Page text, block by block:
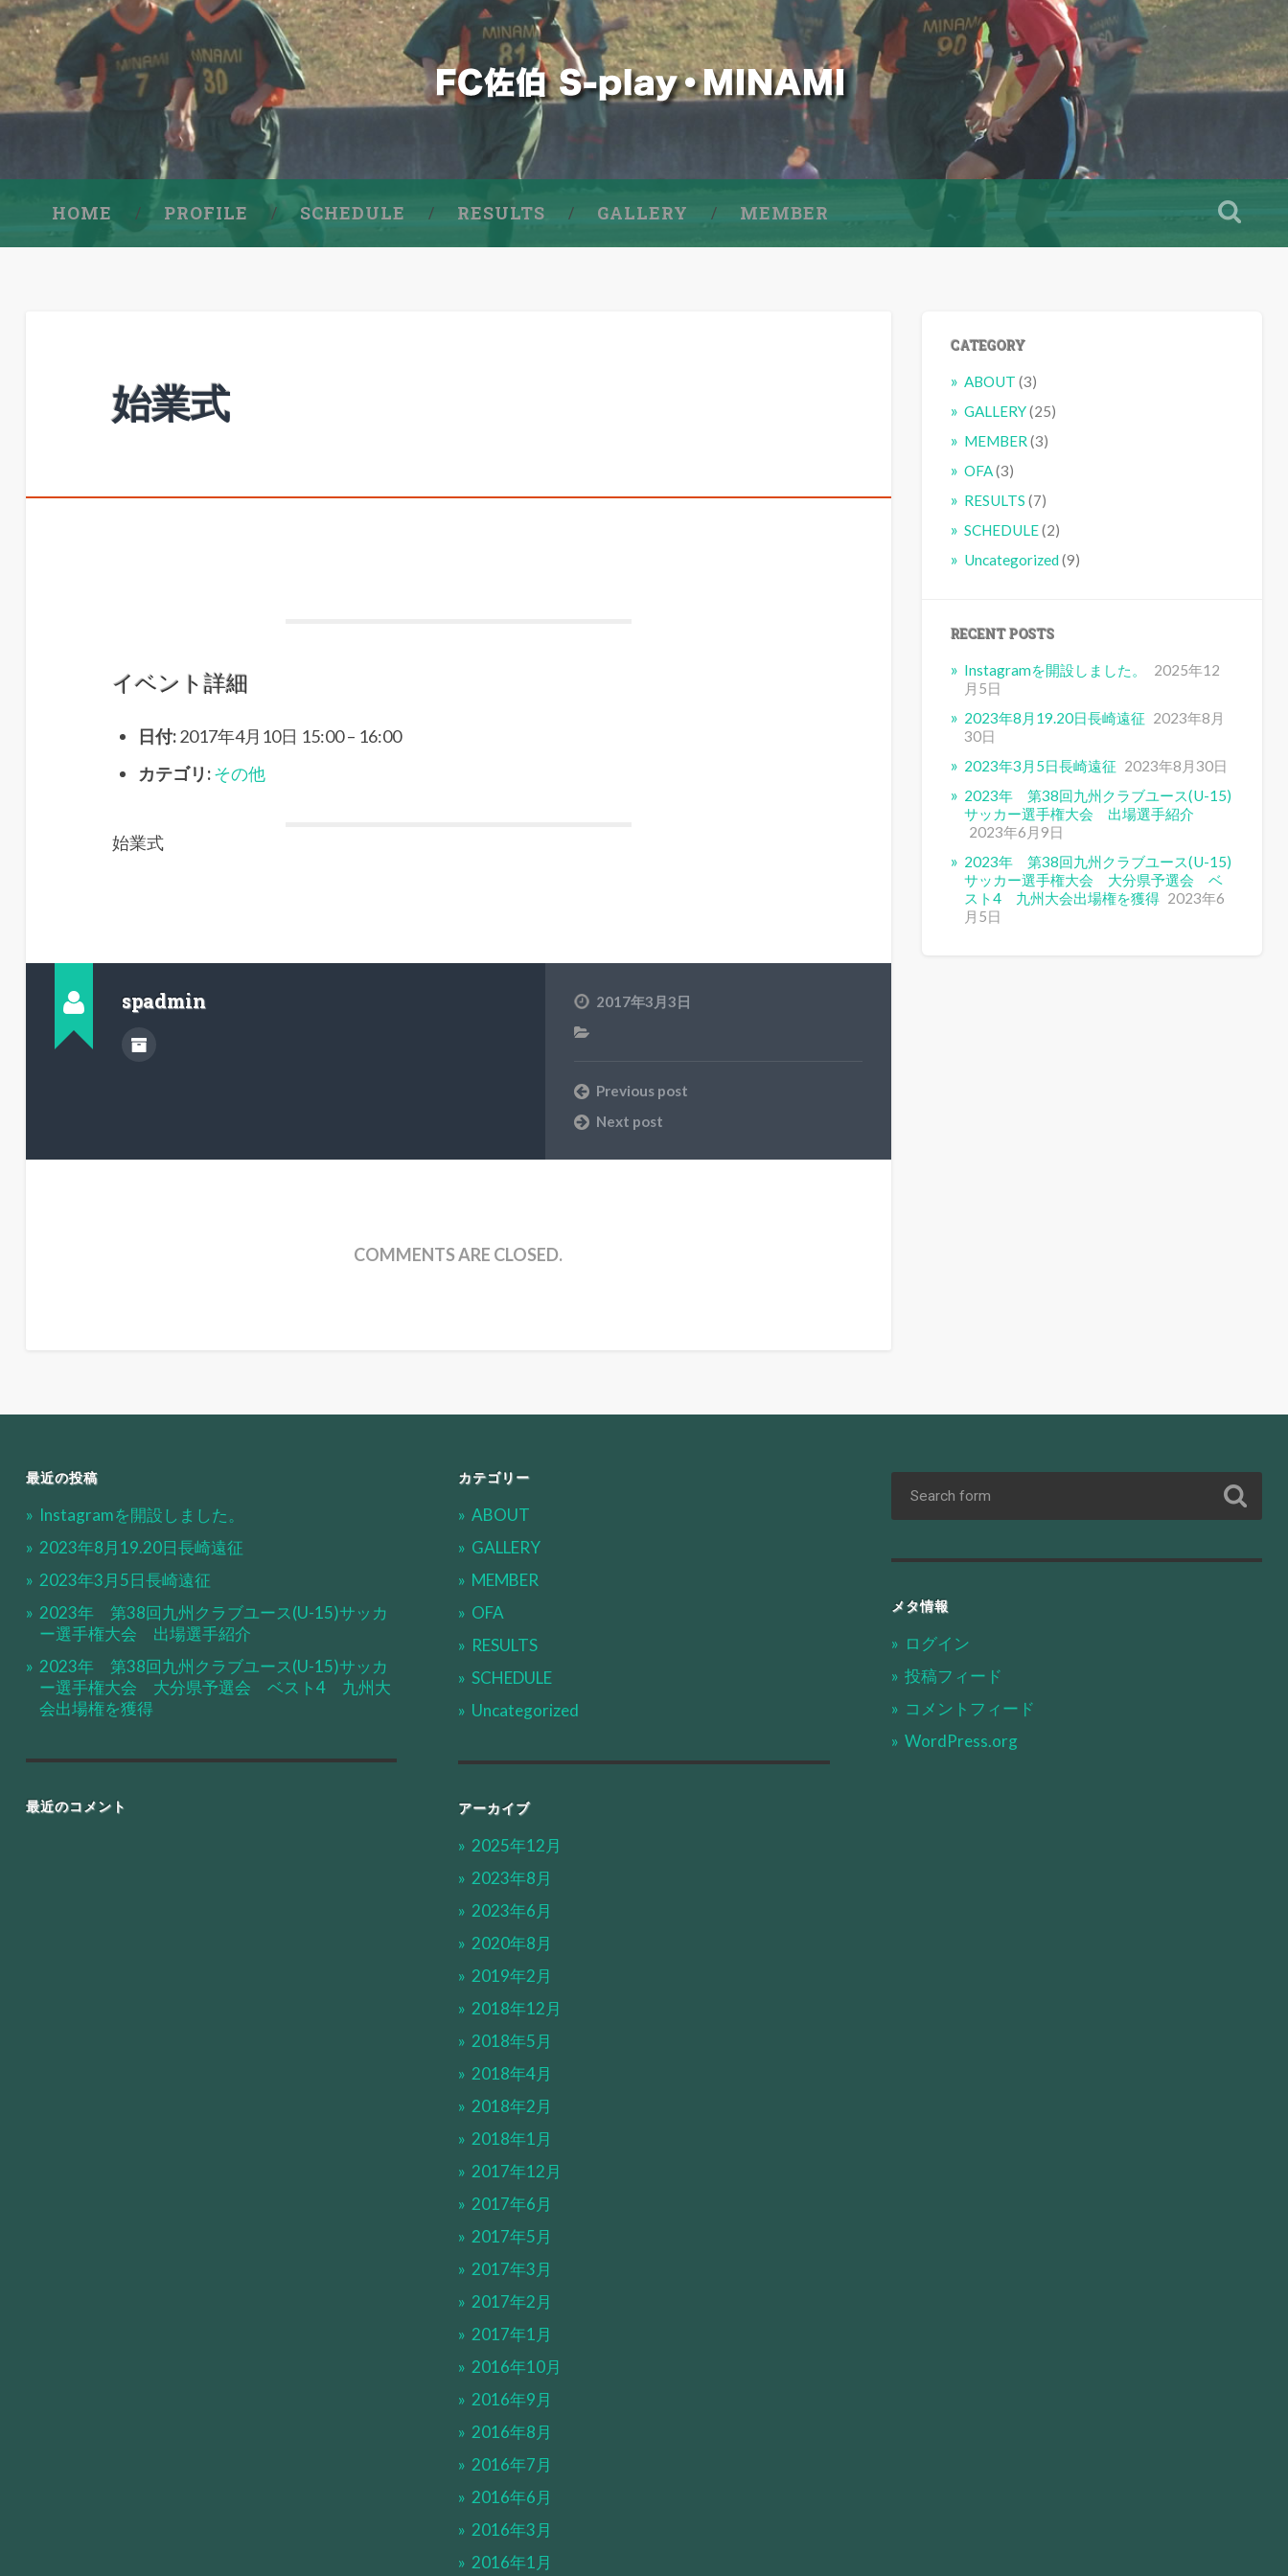
HOME PROFILE SCHEDULE RESULTS GALLERY MEMBER
始業式
イベント詳細
日付:2017年4月10日 15:00– 16:00
カテゴリ:その他
始業式
spadmin 2017年3月3日
Previous post
Next post
COMMENTS ARE CLOSED.
CATEGORY
ABOUT (3)
GALLERY(25)
MEMBER(3)
OFA(3)
RESULTS (7)
SCHEDULE(2)
Uncategorized(9)
RECENT POSTS
Instagramを開設しました。
2025年12
月5日
2023年8月19.20日長崎遠征 2023年8月
30日
2023年3月5日長崎遠征 2023年8月30日
2023年 第38回九州クラブユース(U-15)
サッカー選手権大会 出場選手紹介
2023年6月9日
2023年 第38回九州クラブユース(U-15)
サッカー選手権大会 大分県予選会 ベ
スト4 九州大会出場権を獲得 2023年6
月5日
最近の投稿
Instagramを開設しました。
2023年8月19.20日長崎遠征
2023年3月5日長崎遠征
2023年 第38回九州クラブユース(U-15)サッカ
ー選手権大会 出場選手紹介
2023年 第38回九州クラブユース(U-15)サッカ
ー選手権大会 大分県予選会 ベスト4 九州大
会出場権を獲得
最近のコメント
カテゴリー
ABOUT
GALLERY
MEMBER
OFA
RESULTS
SCHEDULE
Uncategorized
アーカイブ
2025年12月
2023年8月
2023年6月
2020年8月
2019年2月
2018年12月
2018年5月
2018年4月
2018年2月
2018年1月
2017年12月
2017年6月
2017年5月
2017年3月
2017年2月
2017年1月
2016年10月
2016年9月
2016年8月
2016年7月
2016年6月
2016年3月
2016年1月
メタ情報
ログイン
投稿フィード
コメントフィード
WordPress.org